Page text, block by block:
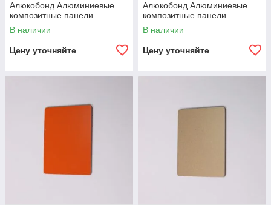
Алюкобонд Алюминиевые
композитные панели
В наличии
Цену уточняйте
Алюкобонд Алюминиевые
композитные панели
В наличии
Цену уточняйте